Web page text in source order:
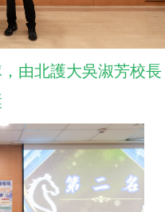
由北護大吳淑芳校長